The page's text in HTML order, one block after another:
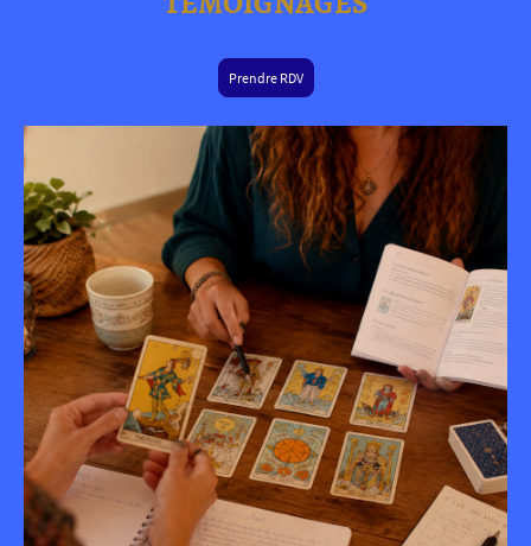
Prendre RDV